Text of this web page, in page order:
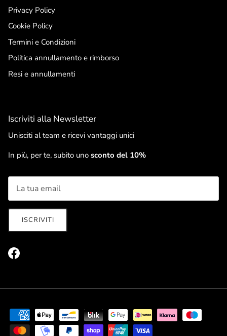
Privacy Policy
Cookie Policy
Termini e Condizioni
Politica annullamento e rimborso
Resi e annullamenti
Iscriviti alla Newsletter
Unisciti al team e ricevi vantaggi unici
In più, per te, subito uno sconto del 10%
ISCRIVITI
Facebook